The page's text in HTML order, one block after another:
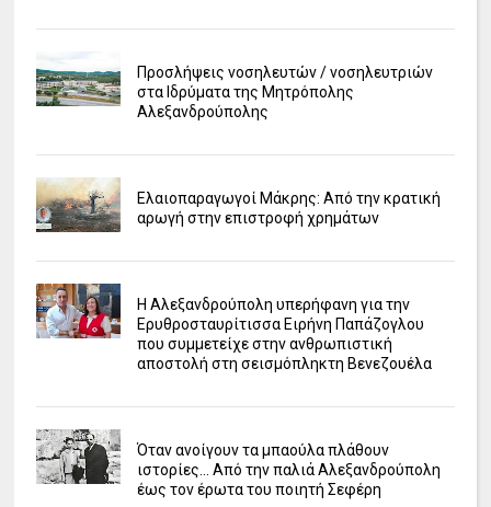
Προσλήψεις νοσηλευτών / νοσηλευτριών
στα Ιδρύματα της Μητρόπολης
Αλεξανδρούπολης
Ελαιοπαραγωγοί Μάκρης: Από την κρατική
αρωγή στην επιστροφή χρημάτων
Η Αλεξανδρούπολη υπερήφανη για την
Ερυθροσταυρίτισσα Ειρήνη Παπάζογλου
που συμμετείχε στην ανθρωπιστική
αποστολή στη σεισμόπληκτη Βενεζουέλα
Όταν ανοίγουν τα μπαούλα πλάθουν
ιστορίες... Από την παλιά Αλεξανδρούπολη
έως τον έρωτα του ποιητή Σεφέρη